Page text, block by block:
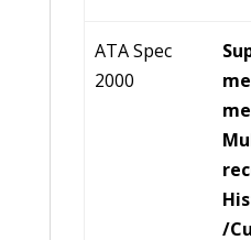
ATA Spec
2000
/